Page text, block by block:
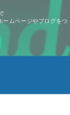
ームページやブログをつ